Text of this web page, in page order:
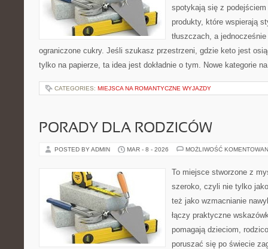
spotykają się z
produkty, które wspierają
tłuszczach, a
ograniczone cukry. Jeśli szukasz przestrzeni, gdzie keto jest
tylko na papierze, ta idea jest dokładnie o tym. Nowe kategorie
CATEGORIES: MIEJSCA NA ROMANTYCZNE WYJAZDY
PORADY DLA RODZICÓW
POSTED BY ADMIN MAR - 8 - 2026 MOŻLIWOŚĆ
To miejsce stworzone z
szeroko, czyli nie tylko
też jako wzmacnianie
łączy praktyczne
pomagają dzieciom,
poruszać się po świecie